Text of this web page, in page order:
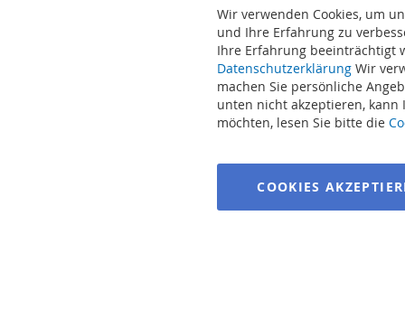
Bestellungen und Rücksendungen
Wir verwenden Cookies, um
und Ihre Erfahrung zu
Ihre Erfahrung beeinträchtigt
Datenschutzerklärung Wir
machen Sie persönliche
unten nicht akzeptieren,
möchten, lesen Sie bitte die
COOKIES